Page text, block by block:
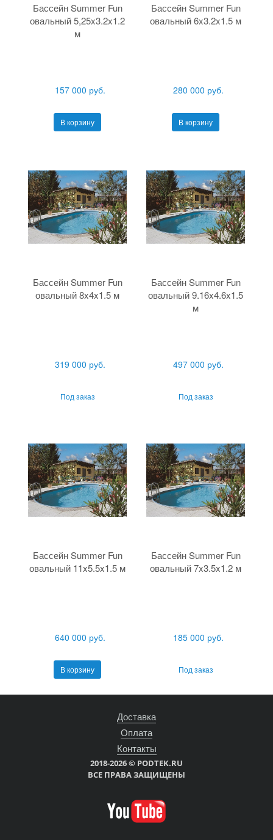
Бассейн Summer Fun
овальный 5,25x3.2x1.2
м
157 000 руб.
В корзину
Бассейн Summer Fun
овальный 6x3.2x1.5 м
280 000 руб.
В корзину
Бассейн Summer Fun
овальный 8x4x1.5 м
319 000 руб.
Под заказ
Бассейн Summer Fun
овальный 9.16x4.6x1.5
м
497 000 руб.
Под заказ
Бассейн Summer Fun
овальный 11x5.5x1.5 м
640 000 руб.
В корзину
Бассейн Summer Fun
овальный 7x3.5x1.2 м
185 000 руб.
Под заказ
Доставка
Оплата
Контакты
2018-2026 © PODTEK.RU
ВСЕ ПРАВА ЗАЩИЩЕНЫ